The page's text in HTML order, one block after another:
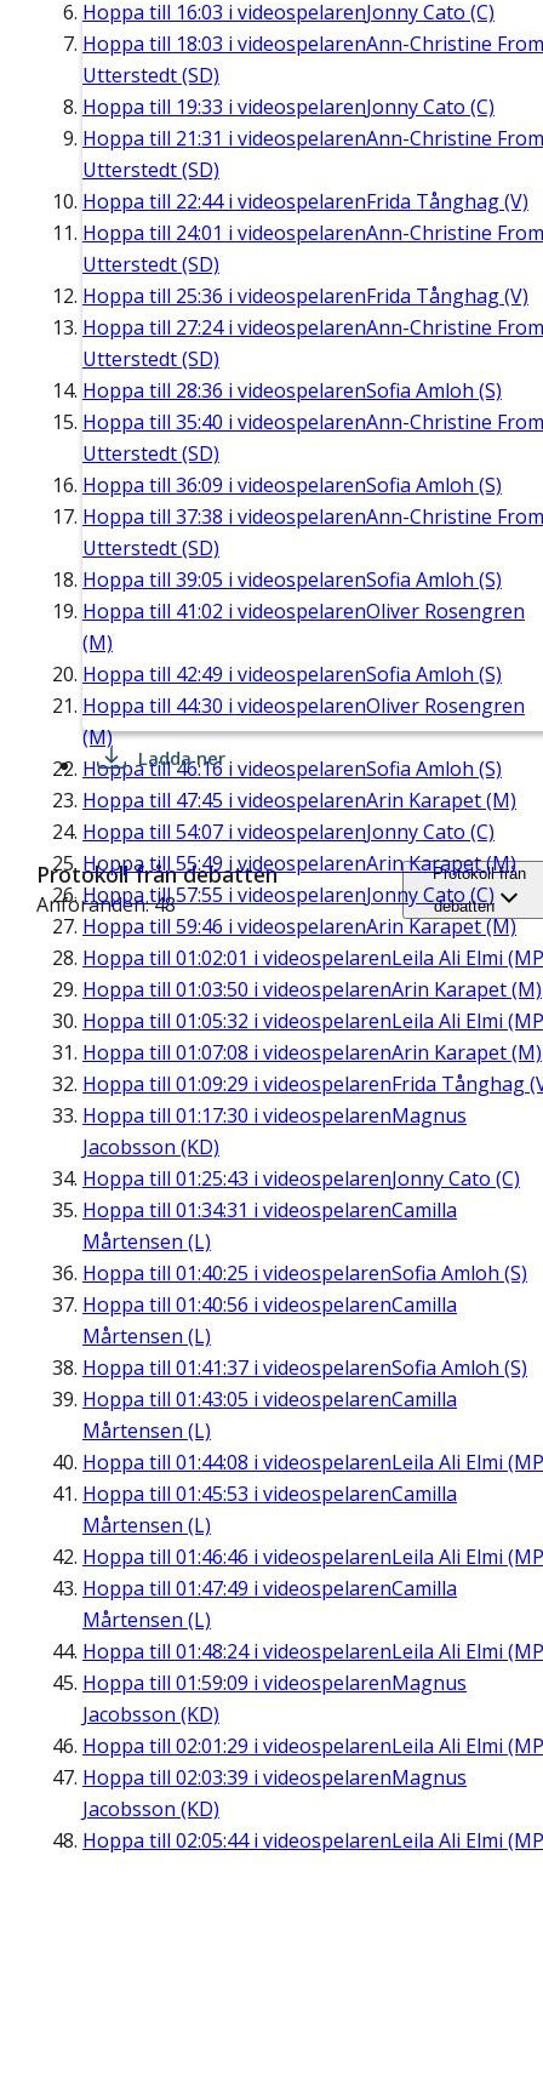
Hoppa till 16:03 i videospelarenJonny Cato (C)
Hoppa till 18:03 i videospelarenAnn-Christine From
Utterstedt (SD)
Hoppa till 19:33 i videospelarenJonny Cato (C)
Hoppa till 21:31 i videospelarenAnn-Christine From
Utterstedt (SD)
Hoppa till 22:44i videospelarenFrida Tånghag (V)
Hoppa till 24:01 i videospelarenAnn-Christine From
Utterstedt (SD)
Hoppa till 25:36 i videospelarenFrida Tånghag (V)
Hoppa till 27:24i videospelarenAnn-Christine From
Utterstedt (SD)
Hoppa till 28:36 i videospelarenSofia Amloh (S)
Hoppa till 35:40 i videospelarenAnn-Christine From
Utterstedt (SD)
Hoppa till 36:09 i videospelarenSofia Amloh (S)
Hoppa till 37:38 i videospelarenAnn-Christine From
Utterstedt (SD)
Hoppa till 39:05 i videospelarenSofia Amloh (S)
Hoppa till 41:02 i videospelarenOliver Rosengren
(M)
Hoppa till 42:49 i videospelarenSofia Amloh (S)
Hoppa till 44:30 i videospelarenOliver Rosengren
(M)
Hoppa till46:16 i videospelarenSofia Amloh (S)
Hoppa till 47:45 i videospelarenArin Karapet (M)
Hoppa till 54:07 i videospelarenJonny Cato (C)
Hoppa till 55:49 i videospelarenArin Karapet (M)
Hoppa till57:55 i videospelarenJonny Cato (C)
Hoppa till 59:46 i videospelarenArin Karapet (M)
Hoppa till 01:02:01 i videospelarenLeila Ali Elmi
Hoppa till 01:03:50 i videospelarenArin Karapet (M)
Hoppa till 01:05:32 i videospelarenLeila Ali Elmi
Hoppa till 01:07:08 i videospelarenArin Karapet (M)
Hoppa till 01:09:29 i videospelarenFrida Tånghag
Hoppa till 01:17:30 i videospelarenMagnus
Jacobsson (KD)
Hoppa till 01:25:43 i videospelarenJonny Cato (C)
Hoppa till 01:34:31 i videospelarenCamilla
Mårtensen (L)
Hoppa till 01:40:25 i videospelarenSofia Amloh (S)
Hoppa till 01:40:56 i videospelarenCamilla
Mårtensen (L)
Hoppa till 01:41:37 i videospelarenSofia Amloh (S)
Hoppa till 01:43:05 i videospelarenCamilla
Mårtensen (L)
Hoppa till 01:44:08 i videospelarenLeila Ali Elmi
Hoppa till 01:45:53 i videospelarenCamilla
Mårtensen (L)
Hoppa till 01:46:46 i videospelarenLeila Ali Elmi
Hoppa till 01:47:49 i videospelarenCamilla
Mårtensen (L)
Hoppa till 01:48:24i videospelarenLeila Ali Elmi
Hoppa till 01:59:09 i videospelarenMagnus
Jacobsson (KD)
Hoppa till 02:01:29 i videospelarenLeila Ali Elmi
Hoppa till 02:03:39 i videospelarenMagnus
Jacobsson (KD)
Hoppa till 02:05:44i videospelarenLeila Ali Elmi
Ladda ner
Protokoll från debatten
Anföranden: 48
Protokoll från
debatten